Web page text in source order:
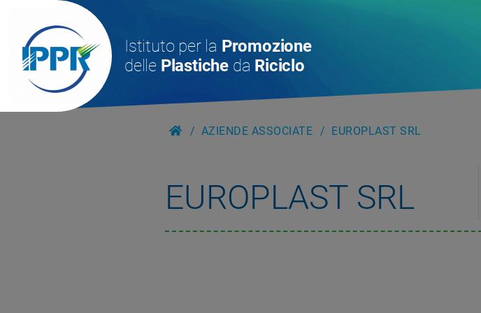
Istituto per la Promozione
delle Plastiche da Riciclo
AZIENDE ASSOCIATE EUROPLAST SRL
EUROPLAST SRL